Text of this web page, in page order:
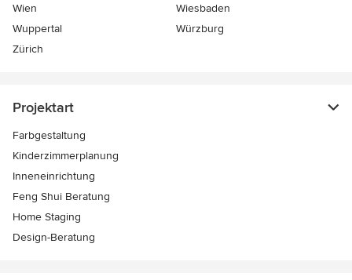
Wien
Wiesbaden
Wuppertal
Würzburg
Zürich
Projektart
Farbgestaltung
Kinderzimmerplanung
Inneneinrichtung
Feng Shui Beratung
Home Staging
Design-Beratung